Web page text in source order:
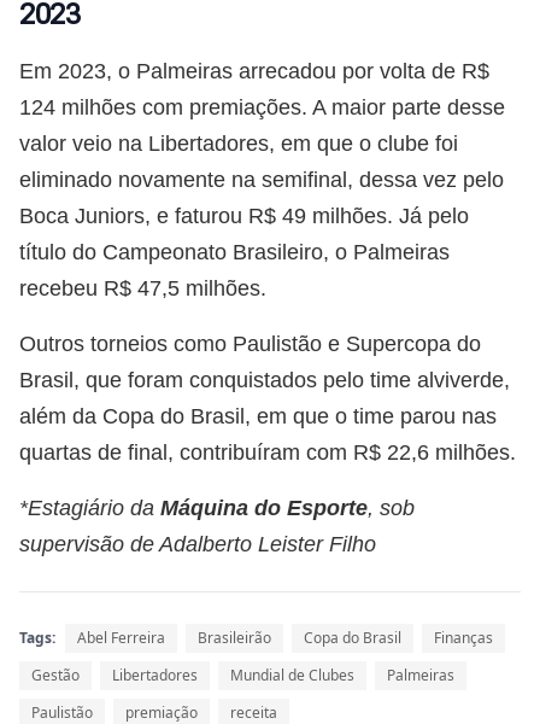
2023
Em 2023, o Palmeiras arrecadou por volta de R$
124 milhões com premiações. A maior parte desse
valor veio na Libertadores, em que o clube foi
eliminado novamente na semifinal, dessa vez pelo
Boca Juniors, e faturou R$ 49 milhões. Já pelo
título do Campeonato Brasileiro, o Palmeiras
recebeu R$ 47,5 milhões.
Outros torneios como Paulistão e Supercopa do
Brasil, que foram conquistados pelo time alviverde,
além da Copa do Brasil, em que o time parou nas
quartas de final, contribuíram com R$ 22,6 milhões.
*Estagiário da Máquina do Esporte, sob
supervisão de Adalberto Leister Filho
Tags: Abel Ferreira Brasileirão Copa do Brasil
Finanças
Gestão
Libertadores Mundial de Clubes
Palmeiras
Paulistão
premiação receita